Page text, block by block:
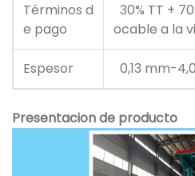
Términos d
e pago
30% TT +
ocable a la
Espesor 0,13 mm-
Presentacion de producto